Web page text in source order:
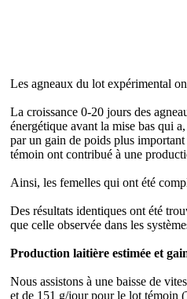
Les agneaux du lot expérimental
La croissance 0-20 jours des
énergétique avant la mise bas qui
par un gain de poids plus
témoin ont contribué à une
Ainsi, les femelles qui ont été
Des résultats identiques ont été
que celle observée dans les
Production laitière estimée et
Nous assistons à une baisse de
et de 151 g/jour pour le lot témoin